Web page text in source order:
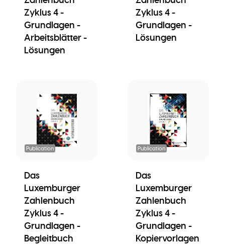
Zyklus 4 -
Grundlagen -
Arbeitsblätter -
Lösungen
Zyklus 4 -
Grundlagen -
Lösungen
Publication
Das
Luxemburger
Zahlenbuch
Zyklus 4 -
Grundlagen -
Begleitbuch
Publication
Das
Luxemburger
Zahlenbuch
Zyklus 4 -
Grundlagen -
Kopiervorlagen